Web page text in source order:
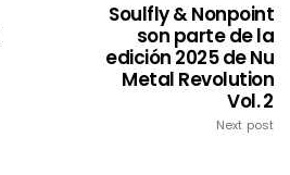
Soulfly & Nonpoint
son parte de la
edición 2025 de Nu
Metal Revolution
Vol. 2
Next post